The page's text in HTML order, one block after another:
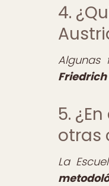
4.
Algunas
5.
otras
La